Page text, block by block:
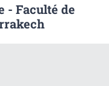
- Faculté de